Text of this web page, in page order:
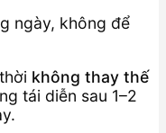
ngày, không để
không thay thế
tái diễn sau 1–2